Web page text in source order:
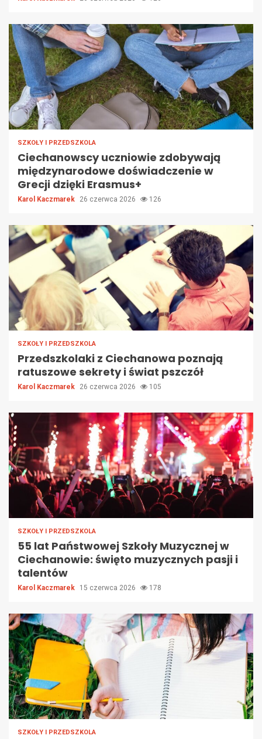
SZKOŁY I PRZEDSZKOLA
Ciechanowscy uczniowie zdobywają
międzynarodowe doświadczenie w
Grecji dzięki Erasmus+
Karol Kaczmarek 26 czerwca 2026 126
SZKOŁY I PRZEDSZKOLA
Przedszkolaki z Ciechanowa poznają
ratuszowe sekrety i świat pszczół
Karol Kaczmarek 26 czerwca 2026 105
SZKOŁY I PRZEDSZKOLA
55 lat Państwowej Szkoły Muzycznej w
Ciechanowie: święto muzycznych pasji i
talentów
Karol Kaczmarek 15 czerwca 2026 178
SZKOŁY I PRZEDSZKOLA